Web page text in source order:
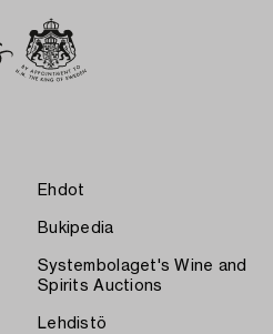
Ehdot
Bukipedia
Systembolaget's Wine and
Spirits Auctions
Lehdistö